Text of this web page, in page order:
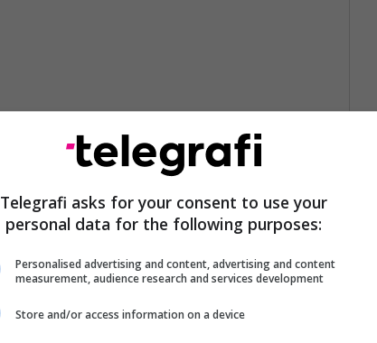
Telegrafi asks for your consent to use your
personal data for the following purposes:
Personalised advertising and content, advertising and content
measurement, audience research and services development
Store and/or access information on a device